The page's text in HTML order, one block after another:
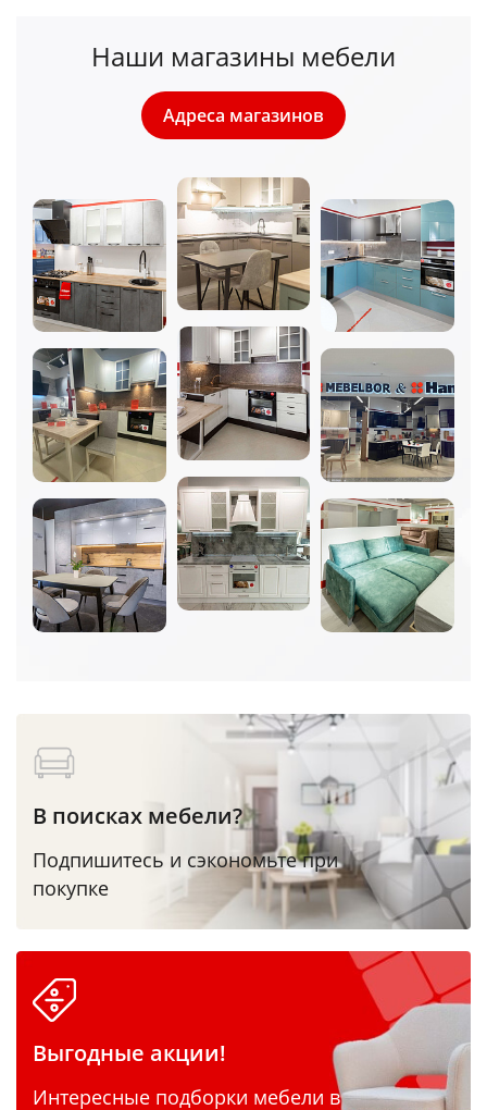
Наши магазины мебели
Адреса магазинов
В поисках мебели?
Подпишитесь и сэкономьте при
покупке
Выгодные акции!
Интересные подборки мебели в